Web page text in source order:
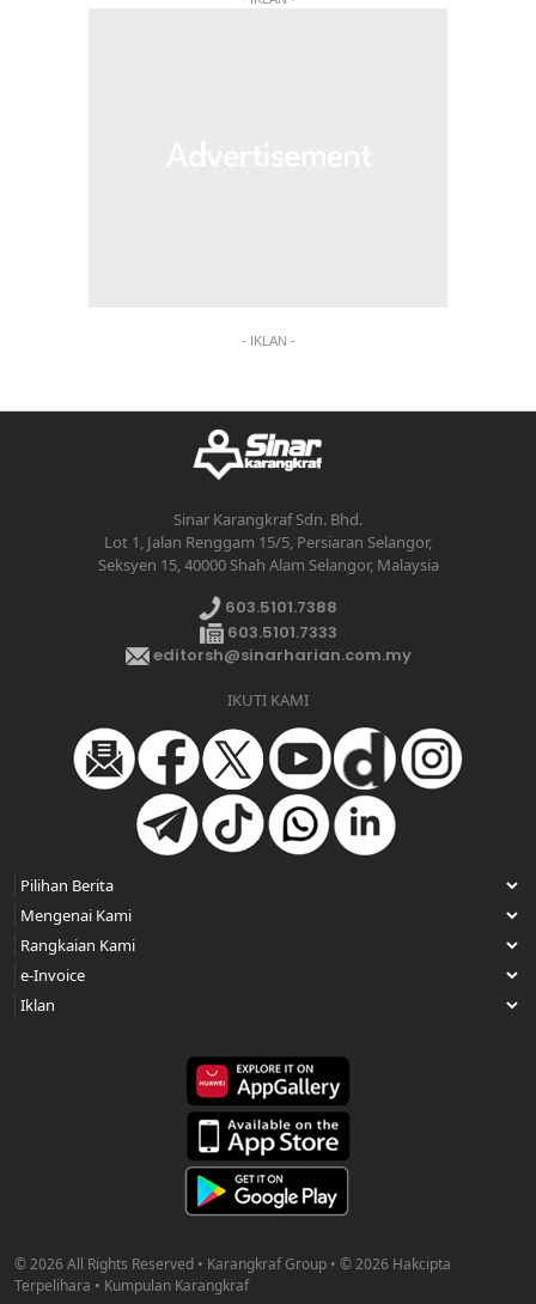
- IKLAN -
Sinar Karangkraf Sdn. Bhd.
Lot 1, Jalan Renggam 15/5, Persiaran Selangor,
Seksyen 15, 40000 Shah Alam Selangor, Malaysia
603.5101.7388
603.5101.7333
editorsh@sinarharian.com.my
IKUTI KAMI
© 2026 All Rights Reserved • Karangkraf Group • © 2026 Hakcipta
Terpelihara • Kumpulan Karangkraf